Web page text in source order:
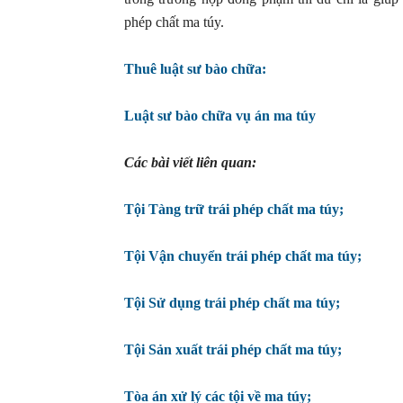
phép chất ma túy.
Thuê luật sư bào chữa:
Luật sư bào chữa vụ án ma túy
Các bài viết liên quan:
Tội Tàng trữ trái phép chất ma túy;
Tội Vận chuyển trái phép chất ma túy;
Tội Sử dụng trái phép chất ma túy;
Tội Sản xuất trái phép chất ma túy;
Tòa án xử lý các tội về ma túy;